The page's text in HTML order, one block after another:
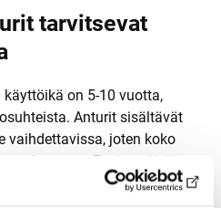
tarvitsevat
on 5-10 vuotta,
Anturit sisältävät
vaihdettavissa, joten koko
loputtua. Ensimmäisiä
ovat satunnaiset